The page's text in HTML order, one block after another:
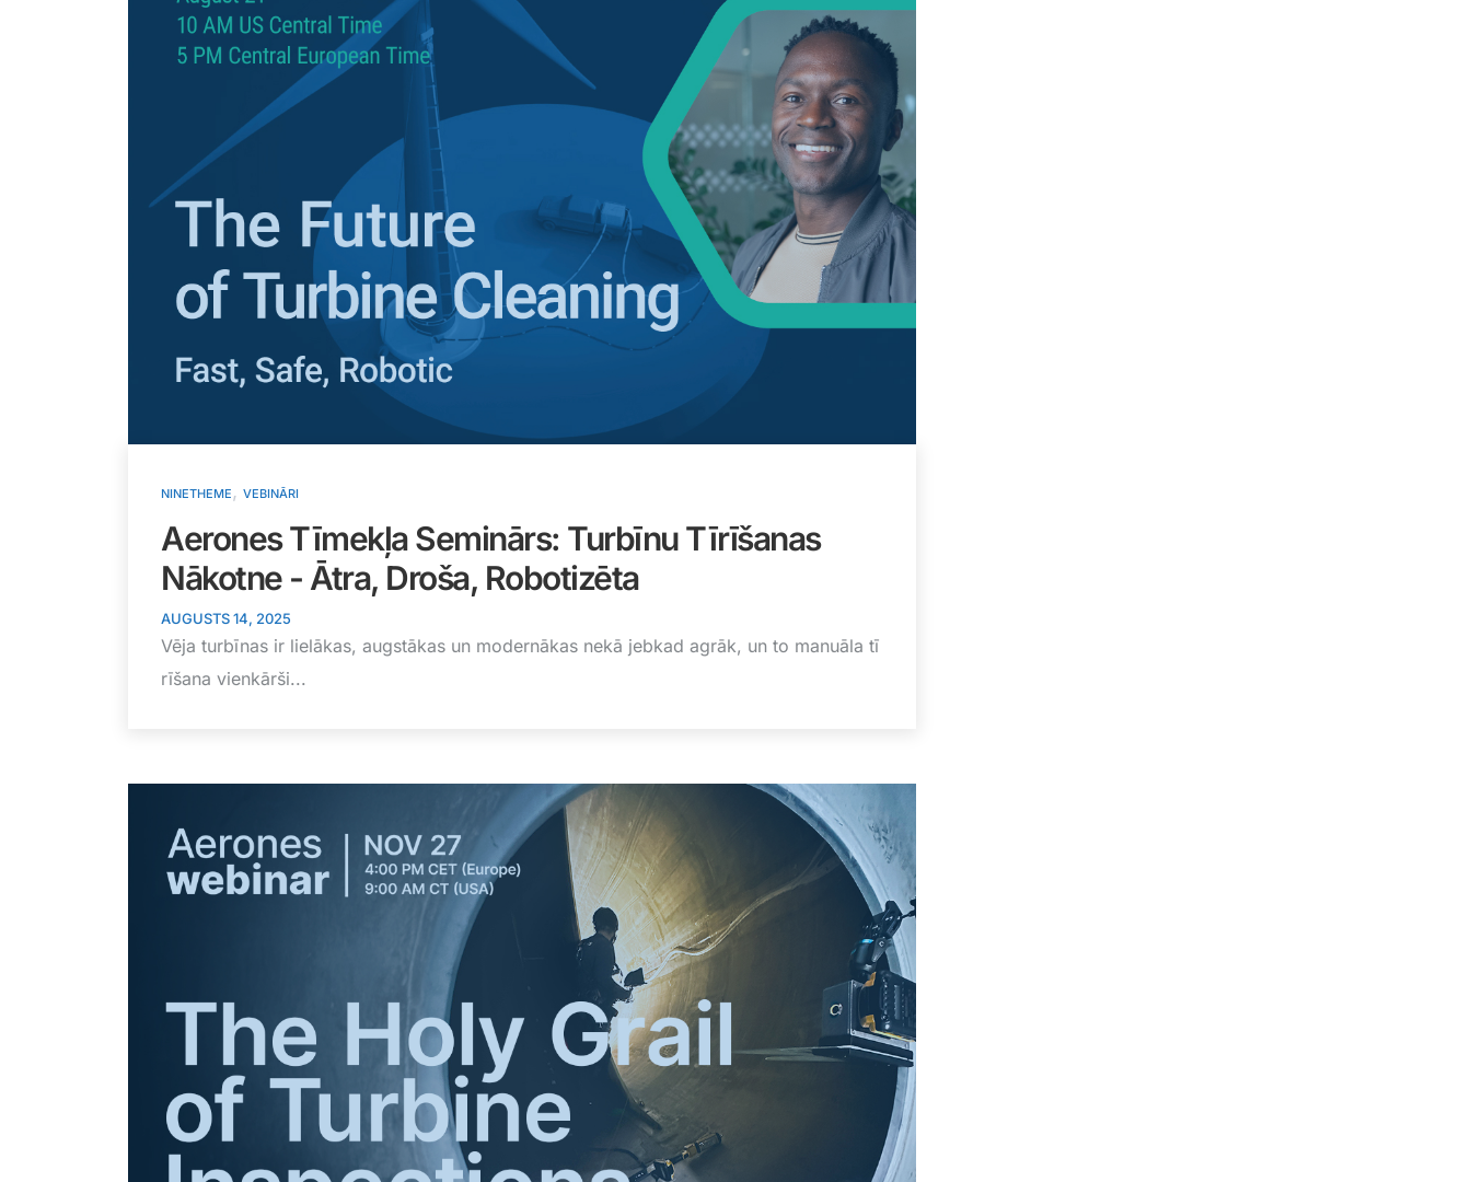
NINETHEME , VEBINĀRI
Aerones Tīmekļa Seminārs: Turbīnu Tīrīšanas
Nākotne - Ātra, Droša, Robotizēta
AUGUSTS 14, 2025
Vēja turbīnas ir lielākas, augstākas un modernākas nekā jebkad agrāk, un to manuāla tī
rīšana vienkārši...